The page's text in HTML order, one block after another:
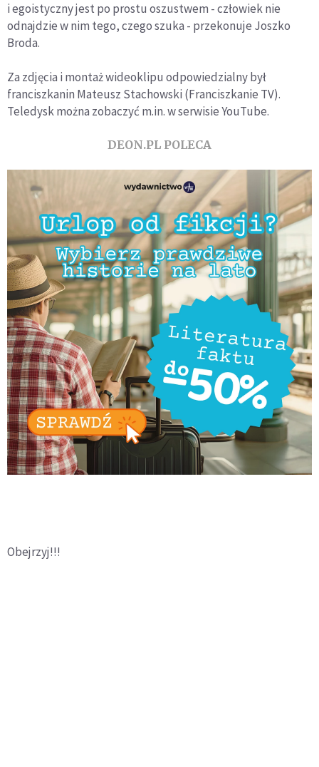
i egoistyczny jest po prostu oszustwem - człowiek nie
odnajdzie w nim tego, czego szuka - przekonuje Joszko
Broda.
Za zdjęcia i montaż wideoklipu odpowiedzialny był
franciszkanin Mateusz Stachowski (Franciszkanie TV).
Teledysk można zobaczyć m.in. w serwisie YouTube.
DEON.PL POLECA
Obejrzyj!!!